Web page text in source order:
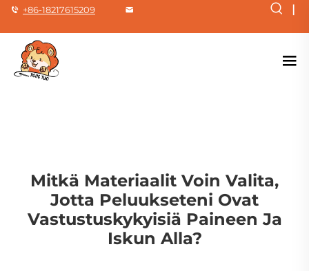
+86-18217615209 |
Mitkä Materiaalit Voin Valita,
Jotta Peluukseteni Ovat
Vastustuskykyisiä Paineen Ja
Iskun Alla?